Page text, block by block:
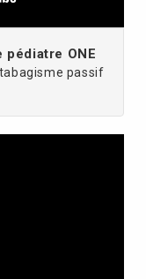
pédiatre ONE
passif